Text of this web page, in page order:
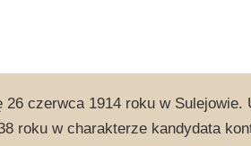
czerwca 1914 roku w Sulejowie.
roku w charakterze kandydata